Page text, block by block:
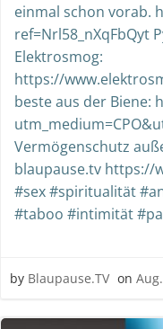
einmal schon vorab.
ref=Nrl58_nXqFbQyt
Elektrosmog:
https://
beste aus der Biene:
Vermögenschutz
blaupause.tv https://
#sex #spiritualität
#taboo #intimität
by Blaupause.TV on